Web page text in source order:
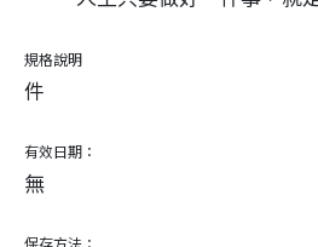
規格說明
件
有效日期：
無